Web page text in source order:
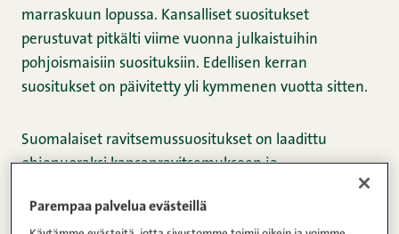
marraskuun lopussa. Kansalliset suositukset
perustuvat pitkälti viime vuonna julkaistuihin
pohjoismaisiin suosituksiin. Edellisen kerran
suositukset on päivitetty yli kymmenen vuotta sitten.
Suomalaiset ravitsemussuositukset on laadittu
ohjenuoraksi kansanravitsemukseen ja
ruokalistasuunnitteluun ja ravinnon tarpeen
Parempaa palvelua evästeillä